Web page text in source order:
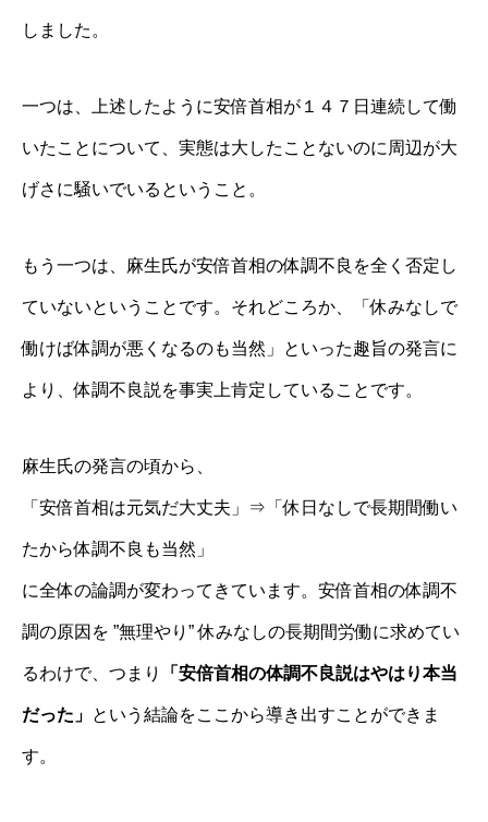
しました。
一つは、上述したように安倍首相が１４７日連続して働
いたことについて、実態は大したことないのに周辺が大
げさに騒いでいるということ。
もう一つは、麻生氏が安倍首相の体調不良を全く否定し
ていないということです。それどころか、「休みなしで
働けば体調が悪くなるのも当然」といった趣旨の発言に
より、体調不良説を事実上肯定していることです。
麻生氏の発言の頃から、
「安倍首相は元気だ大丈夫」⇒「休日なしで長期間働い
たから体調不良も当然」
に全体の論調が変わってきています。安倍首相の体調不
調の原因を ”無理やり” 休みなしの長期間労働に求めてい
るわけで、つまり 「安倍首相の体調不良説はやはり本当
だった」 という結論をここから導き出すことができま
す。